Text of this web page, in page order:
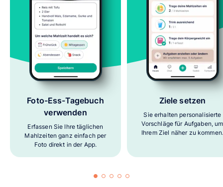
Foto-Ess-Tagebuch
verwenden
Erfassen Sie Ihre täglichen
Mahlzeiten ganz einfach per
Foto direkt in der App.
Ziele setzen
Sie erhalten personalisierte
Vorschläge für Aufgaben, um
Ihrem Ziel näher zu